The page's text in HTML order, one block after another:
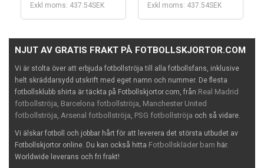
Exkl moms: 437.54SEK Exkl moms: 437.54SEK
NJUT AV GRATIS FRAKT PÅ FOTBOLLSKJORTOR.COM
Vi är stolta över att erbjuda fotbollströja till alla fotbollsfans, inklusive
helt skräddarsydd utskrift med eget namn och nummer. De flesta
fotbollsklubb shirta är täckta på Fotbollskjortor.com, från Real Madrid
fotbollströja, Barcelona fotbollströja, Manchester United
fotbollströja, Arsenal fotbollströja, PSG fotbollströja och så vidare.
Vi älskar fotboll och jobbar hårt för att leverera det största utbudet av
Fotbollskjortor online. Du kan också hitta Fotbollskläder barn här.
Worldwide leverans och fri frakt!